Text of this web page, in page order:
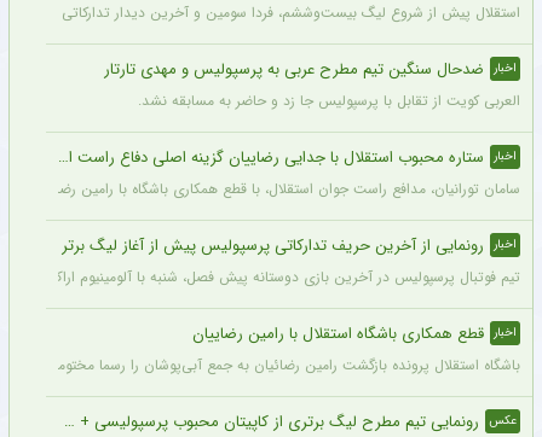
استقلال پیش از شروع لیگ بیست‌وششم، فردا سومین و آخرین دیدار تدارکاتی خود را
اخبار ضدحال سنگین تیم مطرح عربی به پرسپولیس و مهدی تارتار
العربی کویت از تقابل با پرسپولیس جا زد و حاضر به مسابقه نشد.
اخبار ستاره محبوب استقلال با جدایی رضاییان گزینه اصلی دفاع راست این تیم
سامان تورانیان، مدافع راست جوان استقلال، با قطع همکاری باشگاه با رامین رضاییان،
اخبار رونمایی از آخرین حریف تدارکاتی پرسپولیس پیش از آغاز لیگ برتر
تیم فوتبال پرسپولیس در آخرین بازی دوستانه پیش فصل، شنبه با آلومینیوم اراک دیدار
اخبار قطع همکاری باشگاه استقلال با رامین رضاییان
باشگاه استقلال پرونده بازگشت رامین رضائیان به جمع آبی‌پوشان را رسما مختومه اعلام
عکس رونمایی تیم مطرح لیگ برتری از کاپیتان محبوب پرسپولیسی + سند